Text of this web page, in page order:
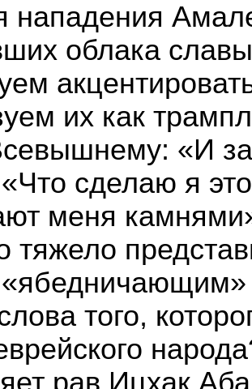
нападения
облака
их как
«И
«Что сделаю я
меня
тяжело
того,